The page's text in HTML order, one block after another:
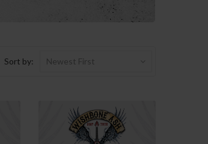
Sort by: Newest First